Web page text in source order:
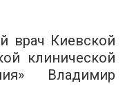
врач Киевской
клинической
Владимир